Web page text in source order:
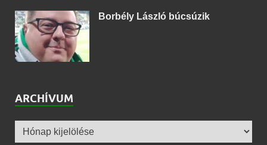
Borbély László búcsúzik
ARCHÍVUM